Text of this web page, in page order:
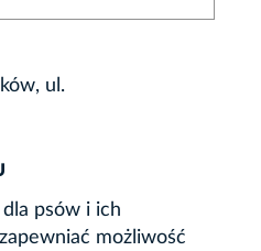
ul.
psów i ich
możliwość